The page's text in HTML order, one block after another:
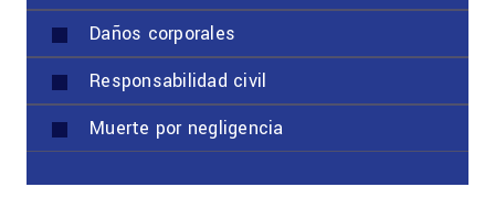
Daños corporales
Responsabilidad civil
Muerte por negligencia